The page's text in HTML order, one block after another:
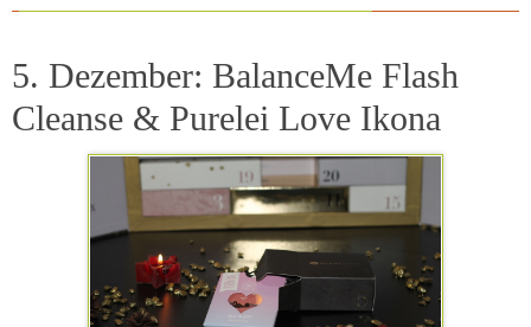
5. Dezember: BalanceMe Flash
Cleanse & Purelei Love Ikona